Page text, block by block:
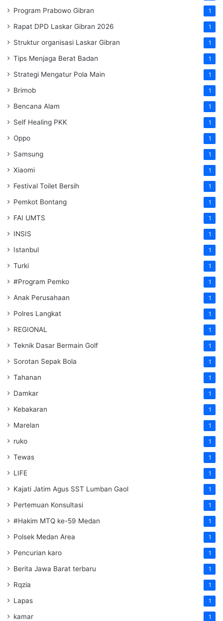
Program Prabowo Gibran 1
Rapat DPD Laskar Gibran 2026 1
Struktur organisasi Laskar Gibran 1
Tips Menjaga Berat Badan 1
Strategi Mengatur Pola Main 1
Brimob 1
Bencana Alam 1
Self Healing PKK 1
Oppo 1
Samsung 1
Xiaomi 1
Festival Toilet Bersih 1
Pemkot Bontang 1
FAI UMTS 1
INSIS 1
Istanbul 1
Turki 1
#Program Pemko 1
Anak Perusahaan 1
Polres Langkat 1
REGIONAL 1
Teknik Dasar Bermain Golf 1
Sorotan Sepak Bola 1
Tahanan 1
Damkar 1
Kebakaran 1
Marelan 1
ruko 1
Tewas 1
LIFE 1
Kajati Jatim Agus SST Lumban Gaol 1
Pertemuan Konsultasi 1
#Hakim MTQ ke-59 Medan 1
Polsek Medan Area 1
Pencurian karo 1
Berita Jawa Barat terbaru 1
Rqzia 1
Lapas 1
kamar 1